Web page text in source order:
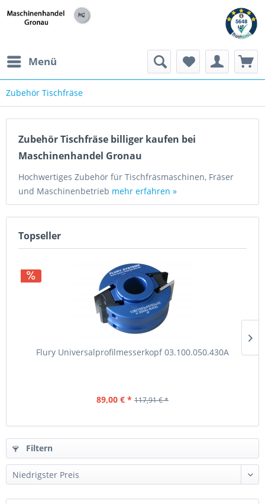
Menü
Zubehör Tischfräse
Zubehör Tischfräse billiger kaufen bei
Maschinenhandel Gronau
Hochwertiges Zubehör für Tischfräsmaschinen, Fräser
und Maschinenbetrieb mehr erfahren »
Topseller
Flury Universalprofilmesserkopf 03.100.050.430A
89,00 € * 117,91 € *
Filtern